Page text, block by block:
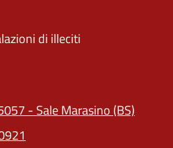
di illeciti
- Sale Marasino (BS)